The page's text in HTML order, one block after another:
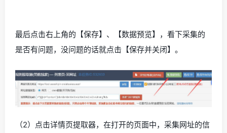
最后点击右上角的【保存】、【数据预览】，看下采集的
是否有问题，没问题的话就点击【保存并关闭】。
（2）点击详情页提取器，在打开的页面中，采集网址的信